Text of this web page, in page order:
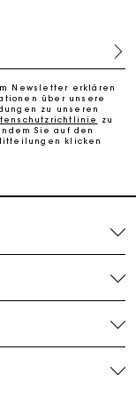
das
Newsletter erklären
über unsere
zu unseren
zu
Sie auf den
klicken